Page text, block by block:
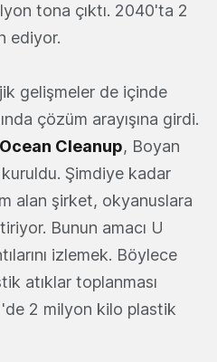
tona çıktı. 2040'ta 2
ediyor.
gelişmeler de içinde
çözüm arayışına girdi.
Cleanup, Boyan
Şimdiye kadar
alan şirket, okyanuslara
Bunun amacı U
izlemek. Böylece
atıklar toplanması
2 milyon kilo plastik